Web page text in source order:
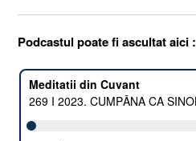
Podcastul poate fi ascultat aici :